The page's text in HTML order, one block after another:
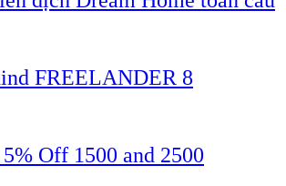
FREELANDER 8
Off 1500 and 2500